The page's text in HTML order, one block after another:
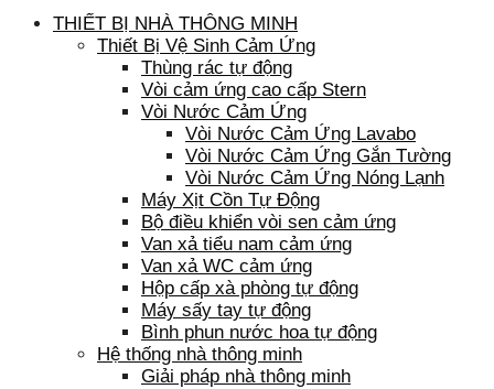
THIẾT BỊ NHÀ THÔNG MINH
Thiết Bị Vệ Sinh Cảm Ứng
Thùng rác tự động
Vòi cảm ứng cao cấp Stern
Vòi Nước Cảm Ứng
Vòi Nước Cảm Ứng Lavabo
Vòi Nước Cảm Ứng Gắn Tường
Vòi Nước Cảm Ứng Nóng Lạnh
Máy Xịt Cồn Tự Động
Bộ điều khiển vòi sen cảm ứng
Van xả tiểu nam cảm ứng
Van xả WC cảm ứng
Hộp cấp xà phòng tự động
Máy sấy tay tự động
Bình phun nước hoa tự động
Hệ thống nhà thông minh
Giải pháp nhà thông minh